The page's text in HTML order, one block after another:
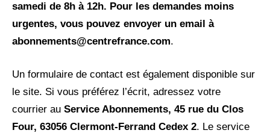
samedi de 8h à 12h. Pour les demandes moins
urgentes, vous pouvez envoyer un email à
abonnements@centrefrance.com.
Un formulaire de contact est également disponible sur
le site. Si vous préférez l’écrit, adressez votre
courrier au Service Abonnements, 45 rue du Clos
Four, 63056 Clermont-Ferrand Cedex 2. Le service